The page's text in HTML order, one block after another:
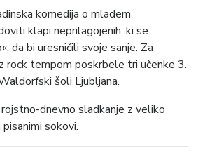
komedija o mladem
klapi neprilagojenih, ki se
da bi uresničili svoje sanje. Za
rock tempom poskrbele tri učenke 3.
šoli Ljubljana.
dnevno sladkanje z veliko
sokovi.